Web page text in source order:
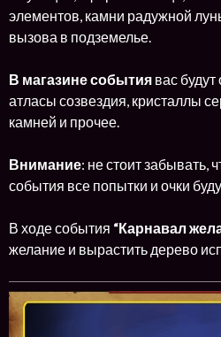
элементов, камни радужной
вызова в подземелье.
В магазине события вас
атласы созвездия, кристаллы
камней и прочее.
Внимание: не стоит забывать,
события все попытки и очки
В ходе события “Карнавал
желание и вырастить дерево